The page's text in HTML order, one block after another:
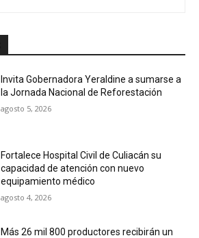
Invita Gobernadora Yeraldine a sumarse a
la Jornada Nacional de Reforestación
agosto 5, 2026
Fortalece Hospital Civil de Culiacán su
capacidad de atención con nuevo
equipamiento médico
agosto 4, 2026
Más 26 mil 800 productores recibirán un